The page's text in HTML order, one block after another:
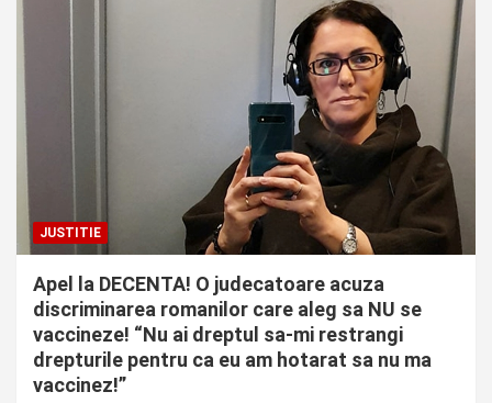
JUSTITIE
Apel la DECENTA! O judecatoare acuza
discriminarea romanilor care aleg sa NU se
vaccineze! “Nu ai dreptul sa-mi restrangi
drepturile pentru ca eu am hotarat sa nu ma
vaccinez!”